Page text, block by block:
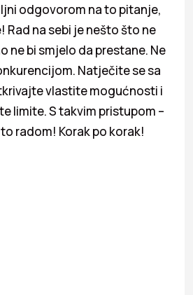
odgovorom na to pitanje,
Rad na sebi je nešto što ne
ne bi smjelo da prestane. Ne
Natječite se sa
vlastite mogućnosti i
limite. S takvim pristupom –
radom! Korak po korak!